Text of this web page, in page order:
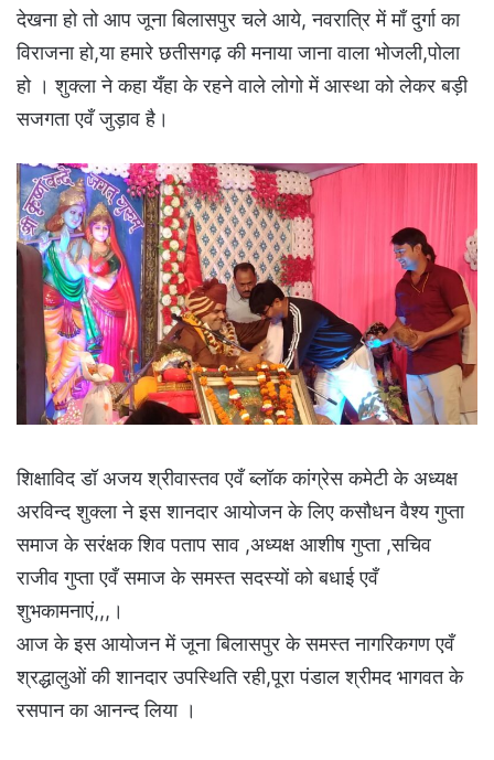
देखना हो तो आप जूना बिलासपुर चले आये, नवरात्रि में माँ दुर्गा का
विराजना हो,या हमारे छतीसगढ़ की मनाया जाना वाला भोजली,पोला
हो । शुक्ला ने कहा यँहा के रहने वाले लोगो में आस्था को लेकर बड़ी
सजगता एवँ जुड़ाव है।
शिक्षाविद डॉ अजय श्रीवास्तव एवँ ब्लॉक कांग्रेस कमेटी के अध्यक्ष
अरविन्द शुक्ला ने इस शानदार आयोजन के लिए कसौधन वैश्य गुप्ता
समाज के सरंक्षक शिव पताप साव ,अध्यक्ष आशीष गुप्ता ,सचिव
राजीव गुप्ता एवँ समाज के समस्त सदस्यों को बधाई एवँ
शुभकामनाएं,,,।
आज के इस आयोजन में जूना बिलासपुर के समस्त नागरिकगण एवँ
श्रद्धालुओं की शानदार उपस्थिति रही,पूरा पंडाल श्रीमद भागवत के
रसपान का आनन्द लिया ।